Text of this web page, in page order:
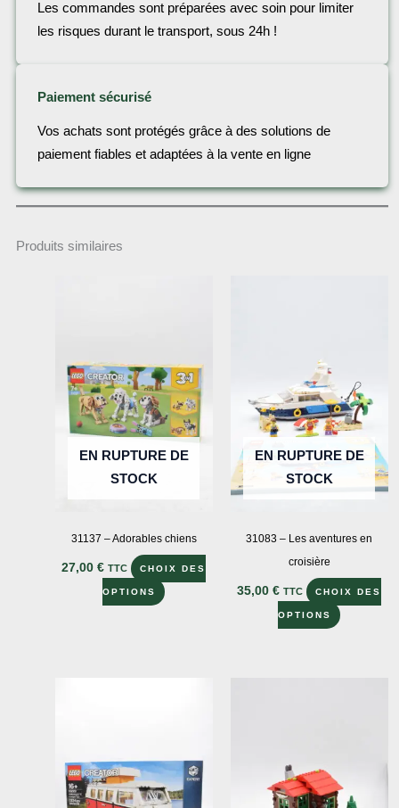
Les commandes sont préparées avec soin pour limiter
les risques durant le transport, sous 24h !
Paiement sécurisé
Vos achats sont protégés grâce à des solutions de
paiement fiables et adaptées à la vente en ligne
Produits similaires
EN RUPTURE DE
STOCK
31137 – Adorables chiens
27,00€ TTC CHOIX DES
OPTIONS
Ce
être
choisies
EN RUPTURE DE
STOCK
31083 – Les aventures en
croisière
35,00€ TTC CHOIX DES
OPTIONS
Ce
être